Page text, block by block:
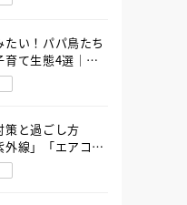
い！パパ鳥たち
育て生態4選｜図
策と過ごし方
外線」「エアコ
雨」…〔気象予
ド〕